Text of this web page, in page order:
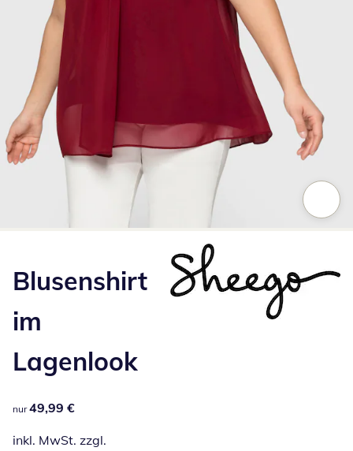
Blusenshirt
im
Lagenlook
49,99 €
nur 49,99 €
inkl. MwSt. zzgl.